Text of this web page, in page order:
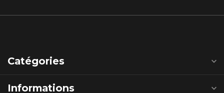
Catégories
Informations